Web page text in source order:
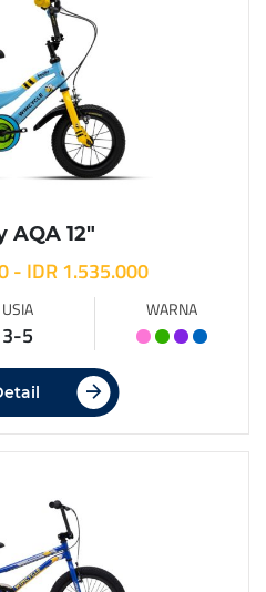
AQA 12″
- IDR 1.535.000
USIA
3-5
WARNA